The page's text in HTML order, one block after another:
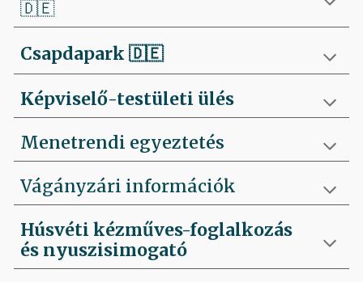
🇩🇪
Csapdapark 🇩🇪
Képviselő-testületi ülés
Menetrendi egyeztetés
Vágányzári információk
Húsvéti kézműves-foglalkozás
és nyuszisimogató